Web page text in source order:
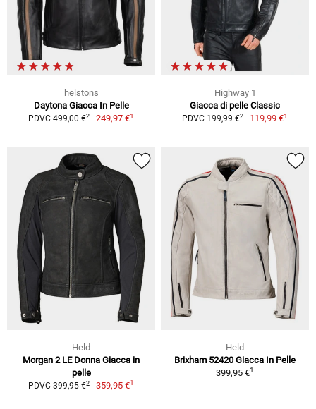
helstons
Daytona Giacca In Pelle
PDVC 499,00 €2 249,97 €1
Highway 1
Giacca di pelle Classic
PDVC 199,99 €2 119,99 €1
Held
Morgan 2 LE Donna Giacca in
pelle
PDVC 399,95 €2 359,95 €1
Held
Brixham 52420 Giacca In Pelle
399,95 €1